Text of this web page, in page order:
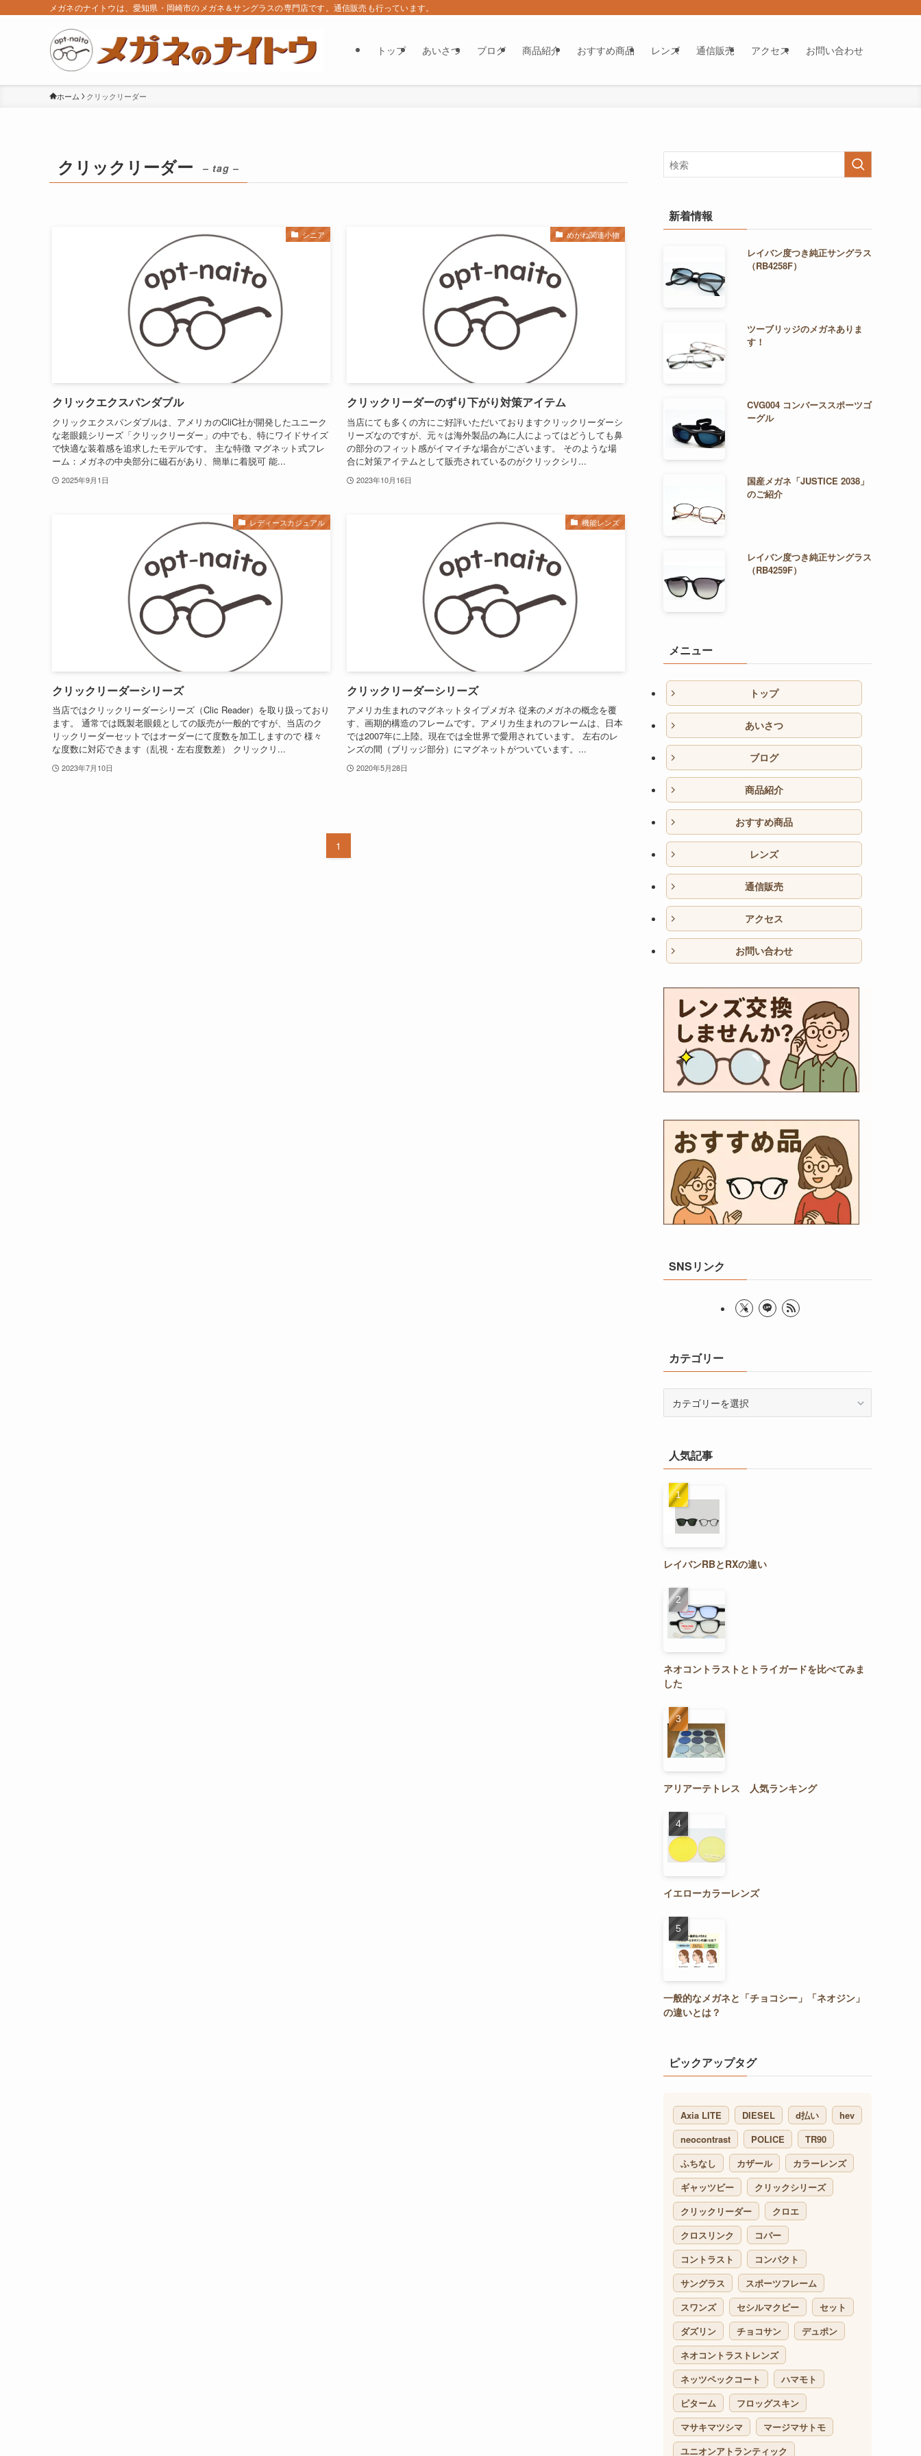
メガネのナイトウは、愛知県・岡崎市のメガネ＆サングラスの専門店です。通信販売も行っています。
トップ あいさつ ブログ 商品紹介 おすすめ商品 レンズ 通信販売 アクセス お問い合わせ
ホーム クリックリーダー
クリックリーダー – tag –
シニア
クリックエクスパンダブル
クリックエクスパンダブルは、アメリカのCliC社が開発したユニーク
な老眼鏡シリーズ「クリックリーダー」の中でも、特にワイドサイズ
で快適な装着感を追求したモデルです。 主な特徴 マグネット式フレ
ーム：メガネの中央部分に磁石があり、簡単に着脱可 能...
2025年9月1日
めがね関連小物
クリックリーダーのずり下がり対策アイテム
当店にても多くの方にご好評いただいておりますクリックリーダーシ
リーズなのですが、元々は海外製品の為に人によってはどうしても鼻
の部分のフィット感がイマイチな場合がございます。 そのような場
合に対策アイテムとして販売されているのがクリックシリ...
2023年10月16日
レディースカジュアル
クリックリーダーシリーズ
当店ではクリックリーダーシリーズ（Clic Reader）を取り扱っており
ます。 通常では既製老眼鏡としての販売が一般的ですが、当店のク
リックリーダーセットではオーダーにて度数を加工しますので 様々
な度数に対応できます（乱視・左右度数差） クリックリ...
2023年7月10日
機能レンズ
クリックリーダーシリーズ
アメリカ生まれのマグネットタイプメガネ 従来のメガネの概念を覆
す、画期的構造のフレームです。アメリカ生まれのフレームは、日本
では2007年に上陸。現在では全世界で愛用されています。 左右のレ
ンズの間（ブリッジ部分）にマグネットがついています。...
2020年5月28日
1
新着情報
レイバン度つき純正サングラス
（RB4258F）
ツーブリッジのメガネありま
す！
CVG004 コンバーススポーツゴ
ーグル
国産メガネ「JUSTICE 2038」
のご紹介
レイバン度つき純正サングラス
（RB4259F）
メニュー
トップ
あいさつ
ブログ
商品紹介
おすすめ商品
レンズ
通信販売
アクセス
お問い合わせ
SNSリンク
カテゴリー
ー人気記事
レイバンRBとRXの違い
ネオコントラストとトライガードを比べてみま
した
アリアーテトレス 人気ランキング
イエローカラーレンズ
一般的なメガネと「チョコシー」「ネオジン」
の違いとは？
ピックアップタグ
Axia LITE DIESEL d払い
hev
neocontrast
POLICE
TR90
ふちなし
カザール
カラーレンズ
ギャッツビー
クリックシリーズ
クリックリーダー
クロエ
クロスリンク
コパー
コントラスト
コンパクト
サングラス
スポーツフレーム
スワンズ
セシルマクビー
セット
ダズリン
チョコサン
デュポン
ネオコントラストレンズ
ネッツペックコート
ハマモト
ピターム
フロッグスキン
マサキマツシマ
マージマサトモ
ユニオンアトランティック